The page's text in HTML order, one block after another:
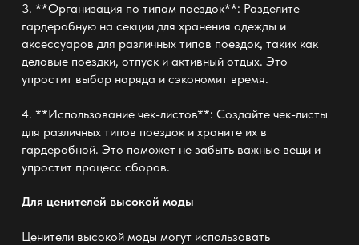
3. **Организация по типам поездок**: Разделите
гардеробную на секции для хранения одежды и
аксессуаров для различных типов поездок, таких как
деловые поездки, отпуск и активный отдых. Это
упростит выбор наряда и сэкономит время.
4. **Использование чек-листов**: Создайте чек-листы
для различных типов поездок и храните их в
гардеробной. Это поможет не забыть важные вещи и
упростит процесс сборов.
Для ценителей высокой моды
Ценители высокой моды могут использовать